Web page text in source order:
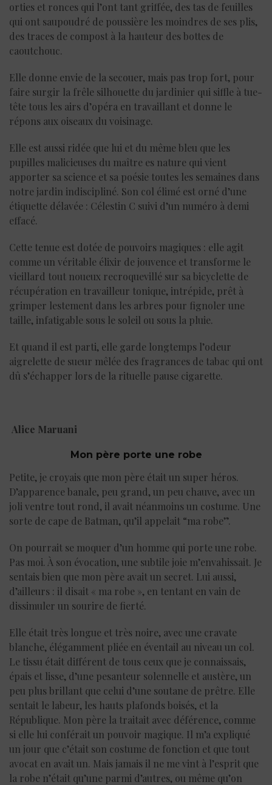
orties et ronces qui l’ont tant griffée, des tas de feuilles
qui ont saupoudré de poussière les moindres de ses plis,
des traces de compost à la hauteur des bottes de
caoutchouc.
Elle donne envie de la secouer, mais pas trop fort, pour
faire surgir la frêle silhouette du jardinier qui siffle à tue-
tête tous les airs d’opéra en travaillant et donne le
répons aux oiseaux du voisinage.
Elle est aussi ridée que lui et du même bleu que les
pupilles malicieuses du maître es nature qui vient
apporter sa science et sa poésie toutes les semaines dans
notre jardin indiscipliné. Son col élimé est orné d’une
étiquette délavée : Célestin C suivi d’un numéro à demi
effacé.
Cette tenue est dotée de pouvoirs magiques : elle agit
comme un véritable élixir de jouvence et transforme le
vieillard tout noueux recroquevillé sur sa bicyclette de
récupération en travailleur tonique, intrépide, prêt à
grimper lestement dans les arbres pour fignoler une
taille, infatigable sous le soleil ou sous la pluie.
Et quand il est parti, elle garde longtemps l’odeur
aigrelette de sueur mêlée des fragrances de tabac qui ont
dû s’échapper lors de la rituelle pause cigarette.
Alice Maruani
Mon père porte une robe
Petite, je croyais que mon père était un super héros.
D’apparence banale, peu grand, un peu chauve, avec un
joli ventre tout rond, il avait néanmoins un costume. Une
sorte de cape de Batman, qu’il appelait “ma robe”.
On pourrait se moquer d’un homme qui porte une robe.
Pas moi. À son évocation, une subtile joie m’envahissait. Je
sentais bien que mon père avait un secret. Lui aussi,
d’ailleurs : il disait « ma robe », en tentant en vain de
dissimuler un sourire de fierté.
Elle était très longue et très noire, avec une cravate
blanche, élégamment pliée en éventail au niveau un col.
Le tissu était différent de tous ceux que je connaissais,
épais et lisse, d’une pesanteur solennelle et austère, un
peu plus brillant que celui d’une soutane de prêtre. Elle
sentait le labeur, les hauts plafonds boisés, et la
République. Mon père la traitait avec déférence, comme
si elle lui conférait un pouvoir magique. Il m’a expliqué
un jour que c’était son costume de fonction et que tout
avocat en avait un. Mais jamais il ne me vint à l’esprit que
la robe n’était qu’une parmi d’autres, ou même qu’on